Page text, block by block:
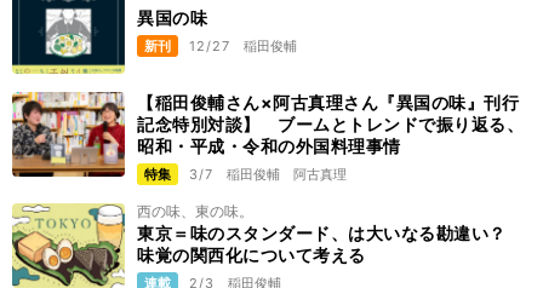
異国の味
新刊 12/27 稲田俊輔
【稲田俊輔さん×阿古真理さん『異国の味』刊行
記念特別対談】 ブームとトレンドで振り返る、
昭和・平成・令和の外国料理事情
特集 3/7 稲田俊輔 阿古真理
西の味、東の味。
東京＝味のスタンダード、は大いなる勘違い？
味覚の関西化について考える
連載 2/3 稲田俊輔